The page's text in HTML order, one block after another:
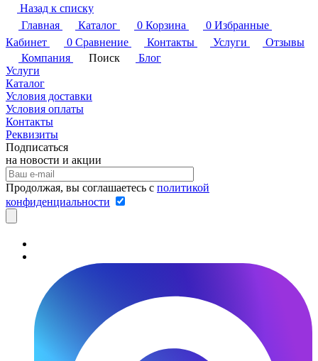
Назад к списку
Главная
Каталог 0 Корзина 0 Избранные
Кабинет
0 Сравнение Контакты Услуги
Отзывы
Компания
Поиск
Блог
Услуги
Каталог
Условия доставки
Условия оплаты
Контакты
Реквизиты
Подписаться
на новости и акции
Продолжая, вы соглашаетесь с политикой
конфиденциальности